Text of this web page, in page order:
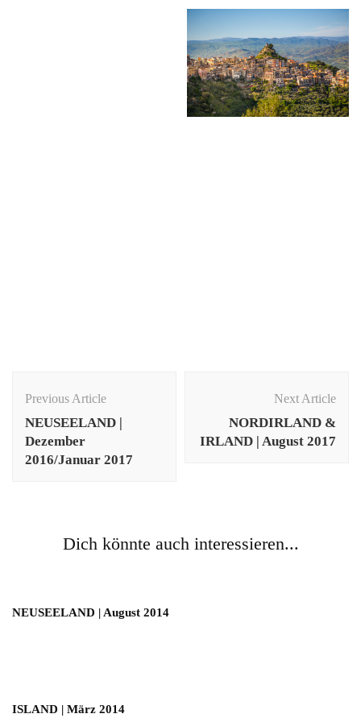
Navigation
Previous Article
NEUSEELAND |
Dezember
2016/Januar 2017
Next Article
NORDIRLAND &
IRLAND | August 2017
Dich könnte auch interessieren...
NEUSEELAND | August 2014
ISLAND | März 2014